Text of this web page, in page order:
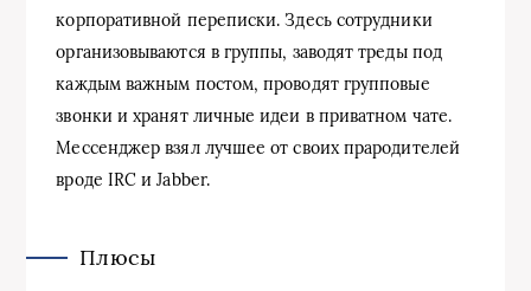
корпоративной переписки. Здесь сотрудники
организовываются в группы, заводят треды под
каждым важным постом, проводят групповые
звонки и хранят личные идеи в приватном чате.
Мессенджер взял лучшее от своих прародителей
вроде IRC и Jabber.
Плюсы